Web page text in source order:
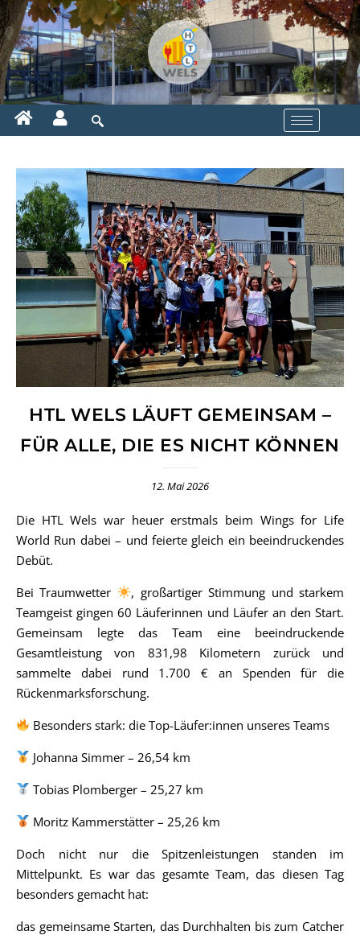
HTL WELS LÄUFT GEMEINSAM –
FÜR ALLE, DIE ES NICHT KÖNNEN
12. Mai 2026
Die HTL Wels war heuer erstmals beim Wings for Life
World Run dabei – und feierte gleich ein beeindruckendes
Debüt.
Bei Traumwetter
, großartiger Stimmung und starkem
Teamgeist gingen 60 Läuferinnen und Läufer an den Start.
Gemeinsam legte das Team eine beeindruckende
Gesamtleistung von 831,98 Kilometern zurück und
sammelte dabei rund 1.700 € an Spenden für die
Rückenmarksforschung.
Besonders stark: die Top-Läufer:innen unseres Teams
Johanna Simmer – 26,54 km
Tobias Plomberger – 25,27 km
Moritz Kammerstätter – 25,26 km
Doch nicht nur die Spitzenleistungen standen im
Mittelpunkt. Es war das gesamte Team, das diesen Tag
besonders gemacht hat:
das gemeinsame Starten, das Durchhalten bis zum Catcher